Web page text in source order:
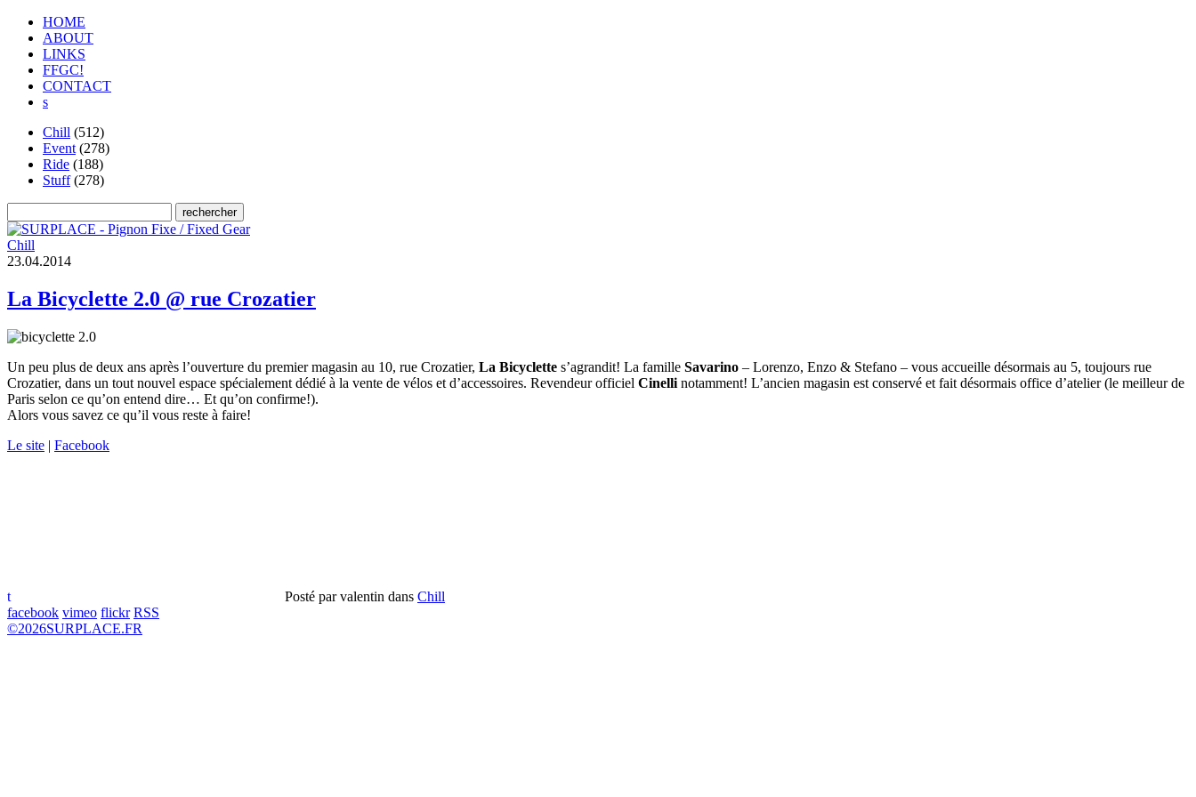
HOME
ABOUT
LINKS
FFGC!
CONTACT
s
Chill (512)
Event (278)
Ride (188)
Stuff(278)
Chill
23.04.2014
La Bicyclette 2.0 @ rue Crozatier
Un peu plus de deux ans après l’ouverture du premier magasin au 10, rue Crozatier, La Bicyclette s’agrandit! La famille Savarino – Lorenzo, Enzo & Stefano – vous accueille désormais au 5, toujours rue
Crozatier, dans un tout nouvel espace spécialement dédié à la vente de vélos et d’accessoires. Revendeur officiel Cinelli notamment! L’ancien magasin est conservé et fait désormais office d’atelier (le meilleur de
Paris selon ce qu’on entend dire… Et qu’on confirme!).
Alors vous savez ce qu’il vous reste à faire!
Le site | Facebook
t Posté parvalentin dans Chill
facebook vimeo flickr RSS
©2026SURPLACE.FR